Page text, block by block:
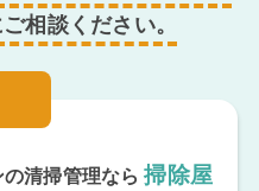
相談ください。
清掃管理なら 掃除屋